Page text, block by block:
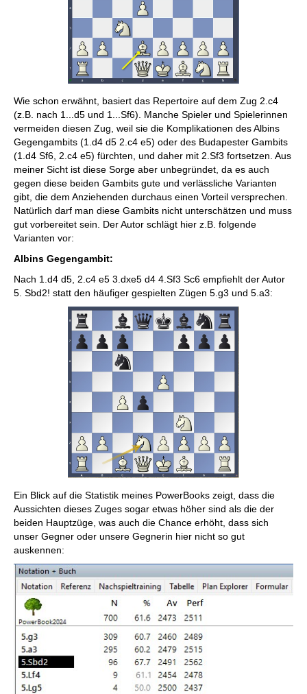
Wie schon erwähnt, basiert das Repertoire auf dem Zug 2.c4
(z.B. nach 1...d5 und 1...Sf6). Manche Spieler und Spielerinnen
vermeiden diesen Zug, weil sie die Komplikationen des Albins
Gegengambits (1.d4 d5 2.c4 e5) oder des Budapester Gambits
(1.d4 Sf6, 2.c4 e5) fürchten, und daher mit 2.Sf3 fortsetzen. Aus
meiner Sicht ist diese Sorge aber unbegründet, da es auch
gegen diese beiden Gambits gute und verlässliche Varianten
gibt, die dem Anziehenden durchaus einen Vorteil versprechen.
Natürlich darf man diese Gambits nicht unterschätzen und muss
gut vorbereitet sein. Der Autor schlägt hier z.B. folgende
Varianten vor:
Albins Gegengambit:
Nach 1.d4 d5, 2.c4 e5 3.dxe5 d4 4.Sf3 Sc6 empfiehlt der Autor
5. Sbd2! statt den häufiger gespielten Zügen 5.g3 und 5.a3:
Ein Blick auf die Statistik meines PowerBooks zeigt, dass die
Aussichten dieses Zuges sogar etwas höher sind als die der
beiden Hauptzüge, was auch die Chance erhöht, dass sich
unser Gegner oder unsere Gegnerin hier nicht so gut
auskennen: